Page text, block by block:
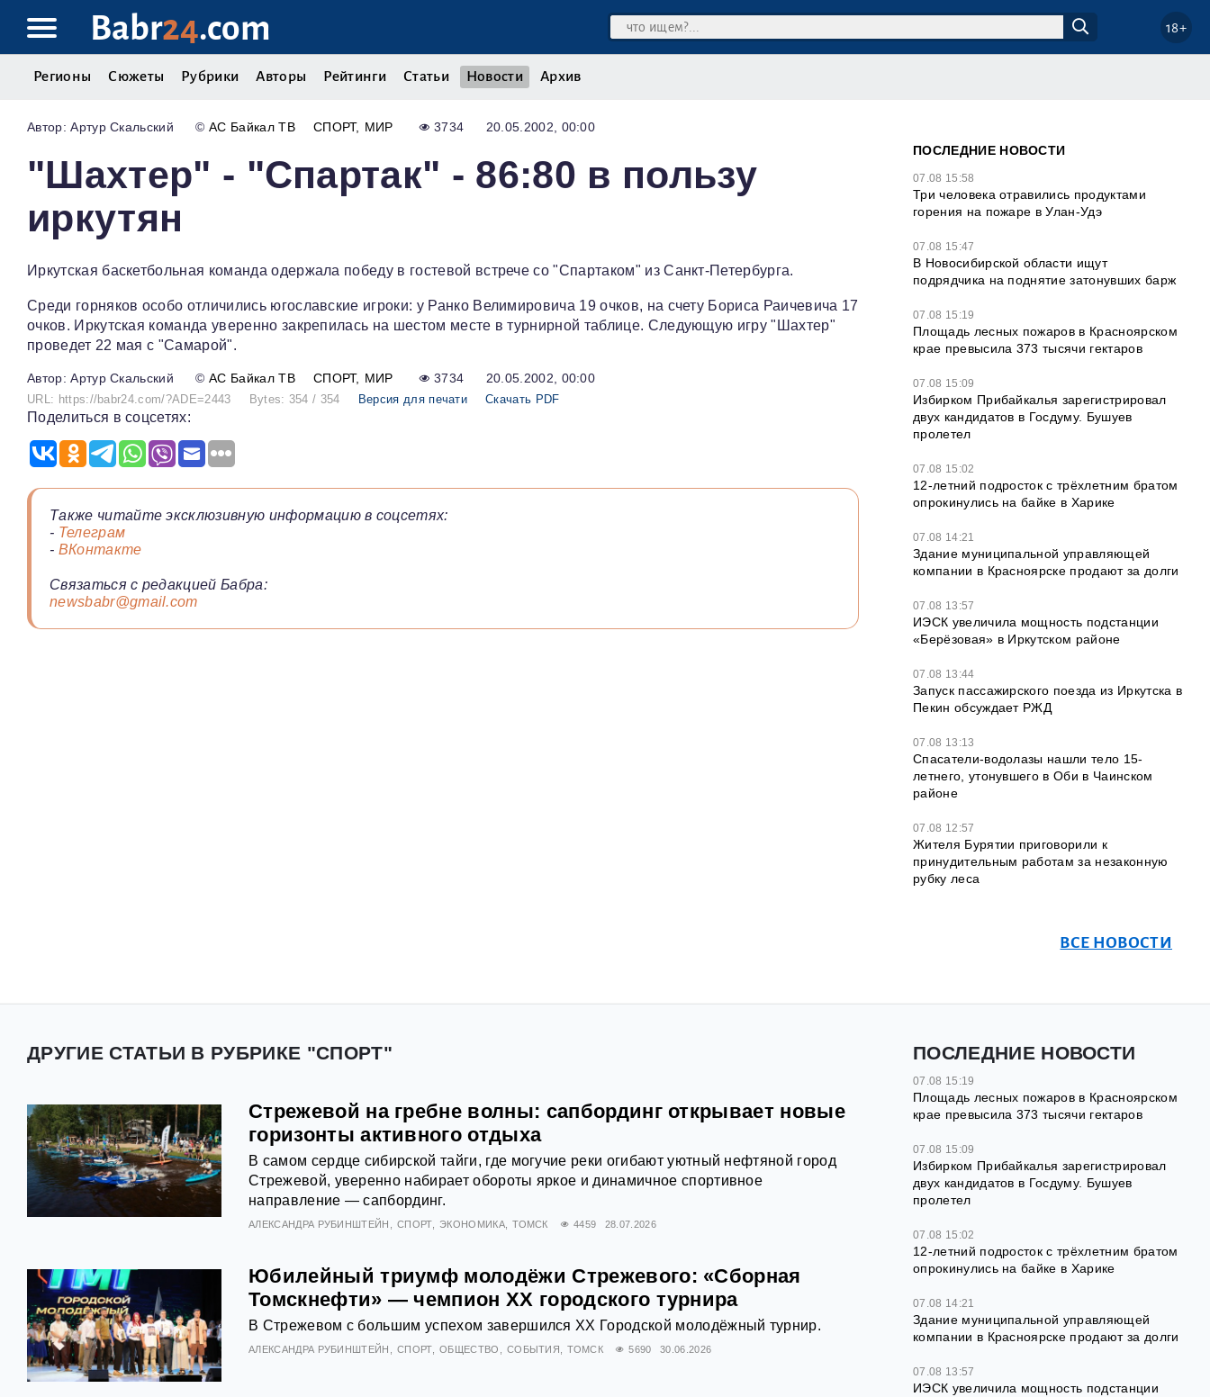
Babr24.com 18+
Регионы Сюжеты Рубрики Авторы Рейтинги Статьи Новости Архив
Артур Скальский ©АС Байкал ТВ СПОРТ МИР 3734 20.05.2002, 00:00
"Шахтер" - "Спартак" - 86:80 в пользу
иркутян
Иркутская баскетбольная команда одержала победу в гостевой встрече со "Спартаком" из Санкт-Петербурга.
Среди горняков особо отличились югославские игроки: у Ранко Велимировича 19 очков, на счету Бориса Раичевича 17
очков. Иркутская команда уверенно закрепилась на шестом месте в турнирной таблице. Следующую игру "Шахтер"
проведет 22 мая с "Самарой".
Артур Скальский ©АС Байкал ТВ СПОРТ МИР 3734 20.05.2002, 00:00
URL: https://babr24.com/?ADE=2443 Bytes: 354 / 354 Версия для печати Скачать PDF
Поделиться в соцсетях:
Также читайте эксклюзивную информацию в соцсетях:
- Телеграм
- ВКонтакте
Связаться с редакцией Бабра:
newsbabr@gmail.com
ПОСЛЕДНИЕ НОВОСТИ
07.08 15:58
Три человека отравились продуктами
горения на пожаре в Улан-Удэ
07.08 15:47
В Новосибирской области ищут
подрядчика на поднятие затонувших барж
07.08 15:19
Площадь лесных пожаров в Красноярском
крае превысила 373 тысячи гектаров
07.08 15:09
Избирком Прибайкалья зарегистрировал
двух кандидатов в Госдуму. Бушуев
пролетел
07.08 15:02
12‑летний подросток с трёхлетним братом
опрокинулись на байке в Харике
07.08 14:21
Здание муниципальной управляющей
компании в Красноярске продают за долги
07.08 13:57
ИЭСК увеличила мощность подстанции
«Берёзовая» в Иркутском районе
07.08 13:44
Запуск пассажирского поезда из Иркутска в
Пекин обсуждает РЖД
07.08 13:13
Спасатели-водолазы нашли тело 15-
летнего, утонувшего в Оби в Чаинском
районе
07.08 12:57
Жителя Бурятии приговорили к
принудительным работам за незаконную
рубку леса
ВСЕ НОВОСТИ
ДРУГИЕ СТАТЬИ В РУБРИКЕ "СПОРТ"
Стрежевой на гребне волны: сапбординг открывает новые
горизонты активного отдыха
В самом сердце сибирской тайги, где могучие реки огибают уютный нефтяной город
Стрежевой, уверенно набирает обороты яркое и динамичное спортивное
направление — сапбординг.
АЛЕКСАНДРА РУБИНШТЕЙН СПОРТ ЭКОНОМИКА ТОМСК 4459 28.07.2026
Юбилейный триумф молодёжи Стрежевого: «Сборная
Томскнефти» — чемпион XX городского турнира
В Стрежевом с большим успехом завершился XX Городской молодёжный турнир.
АЛЕКСАНДРА РУБИНШТЕЙН СПОРТ ОБЩЕСТВО СОБЫТИЯ ТОМСК 5690 30.06.2026
ПОСЛЕДНИЕ НОВОСТИ
07.08 15:19
Площадь лесных пожаров в Красноярском
крае превысила 373 тысячи гектаров
07.08 15:09
Избирком Прибайкалья зарегистрировал
двух кандидатов в Госдуму. Бушуев
пролетел
07.08 15:02
12‑летний подросток с трёхлетним братом
опрокинулись на байке в Харике
07.08 14:21
Здание муниципальной управляющей
компании в Красноярске продают за долги
07.08 13:57
ИЭСК увеличила мощность подстанции